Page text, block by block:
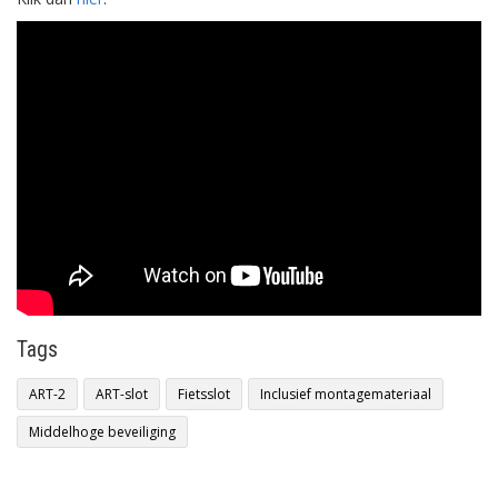
Tags
ART-2 ART-slot Fietsslot
Inclusief montagemateriaal
Middelhoge beveiliging